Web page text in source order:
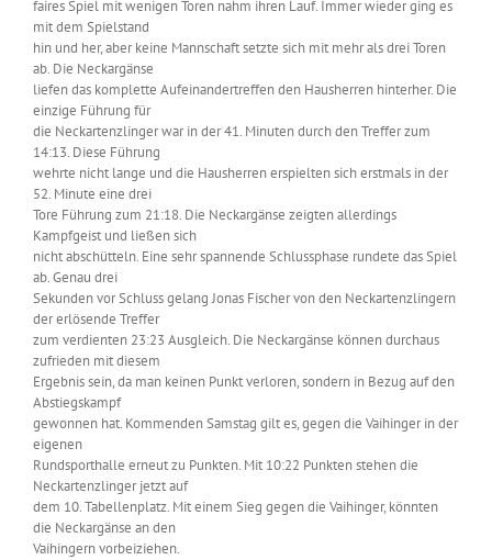
faires Spiel mit wenigen Toren nahm ihren Lauf. Immer wieder ging es
mit dem Spielstand
hin und her, aber keine Mannschaft setzte sich mit mehr als drei Toren
ab. Die Neckargänse
liefen das komplette Aufeinandertreffen den Hausherren hinterher. Die
einzige Führung für
die Neckartenzlinger war in der 41. Minuten durch den Treffer zum
14:13. Diese Führung
wehrte nicht lange und die Hausherren erspielten sich erstmals in der
52. Minute eine drei
Tore Führung zum 21:18. Die Neckargänse zeigten allerdings
Kampfgeist und ließen sich
nicht abschütteln. Eine sehr spannende Schlussphase rundete das Spiel
ab. Genau drei
Sekunden vor Schluss gelang Jonas Fischer von den Neckartenzlingern
der erlösende Treffer
zum verdienten 23:23 Ausgleich. Die Neckargänse können durchaus
zufrieden mit diesem
Ergebnis sein, da man keinen Punkt verloren, sondern in Bezug auf den
Abstiegskampf
gewonnen hat. Kommenden Samstag gilt es, gegen die Vaihinger in der
eigenen
Rundsporthalle erneut zu Punkten. Mit 10:22 Punkten stehen die
Neckartenzlinger jetzt auf
dem 10. Tabellenplatz. Mit einem Sieg gegen die Vaihinger, könnten
die Neckargänse an den
Vaihingern vorbeiziehen.